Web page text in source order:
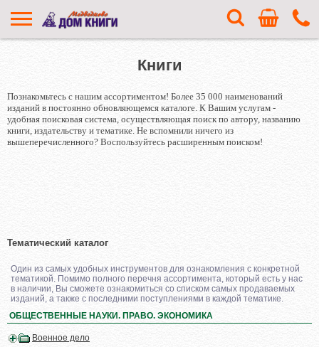
Книги
Познакомьтесь с нашим ассортиментом! Более 35 000 наименований
изданий в постоянно обновляющемся каталоге. К Вашим услугам -
удобная поисковая система, осуществляющая поиск по автору, названию
книги, издательству и тематике. Не вспомнили ничего из
вышеперечисленного? Воспользуйтесь расширенным поиском!
Тематический каталог
Один из самых удобных инструментов для ознакомления с конкретной
тематикой. Помимо полного перечня ассортимента, который есть у нас
в наличии, Вы сможете ознакомиться со списком самых продаваемых
изданий, а также с последними поступлениями в каждой тематике.
ОБЩЕСТВЕННЫЕ НАУКИ. ПРАВО. ЭКОНОМИКА
Военное дело